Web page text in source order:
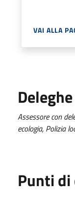
VAI ALLA
Deleghe
Assessore con
ecologia, Polizia
Punti